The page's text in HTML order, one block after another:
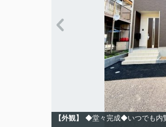
【外観】
◆堂々完成◆いつでも内